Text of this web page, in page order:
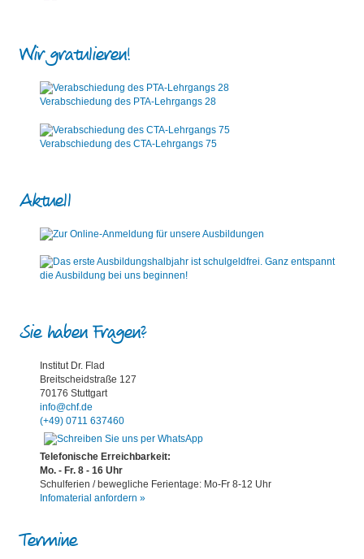
Wir gratulieren!
Verabschiedung des PTA-Lehrgangs 28
Verabschiedung des CTA-Lehrgangs 75
Aktuell
Sie haben Fragen?
Institut Dr. Flad
Breitscheidstraße 127
70176 Stuttgart
info@chf.de
(+49) 0711 637460
Telefonische Erreichbarkeit:
Mo. - Fr. 8 - 16 Uhr
Schulferien / bewegliche Ferientage: Mo-Fr 8-12 Uhr
Infomaterial anfordern »
Termine